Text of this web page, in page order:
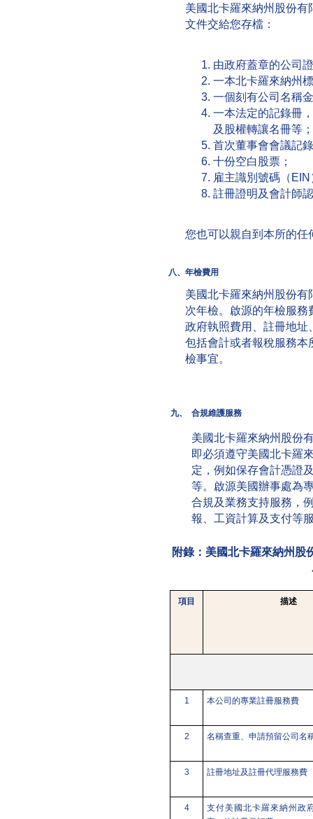
美國北卡羅來納州股份
文件交給您存檔：
由政府蓋章的公司
一本北卡羅來納州
一個刻有公司名稱
一本法定的記錄冊
及股權轉讓名冊等；
首次董事會會議記
十份空白股票；
雇主識別號碼（
註冊證明及會計師
您也可以親自到本所的任
八、 年檢費用
美國北卡羅來納州股份
次年檢。啟源的年檢服
政府執照費用、註冊地址
包括會計或者報稅服務本
檢事宜。
九、 合規維護服務
美國北卡羅來納州股份
即必須遵守美國北卡羅
定，例如保存會計憑證
等。啟源美國辦事處為
合規及業務支持服務，
報、工資計算及支付等
附錄：美國北卡羅來納州股
項目 描述
1 本公司的專業註冊服務費
2 名稱查重、申請預留公司名
3 註冊地址及註冊代理服務費
4
支付美國北卡羅來納州政